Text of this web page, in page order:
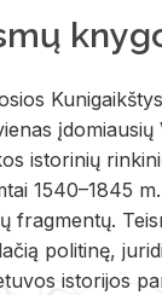
is­to­ri­nių
1540–1845
frag­men­tų.
po­li­ti­nę,
is­to­ri­jos